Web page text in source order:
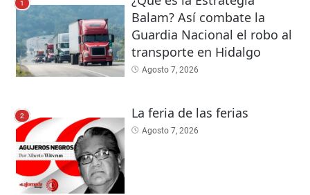
1
Balam? Así combate la
Guardia Nacional el robo al
transporte en Hidalgo
Agosto 7, 2026
2 La feria de las ferias
Agosto 7, 2026